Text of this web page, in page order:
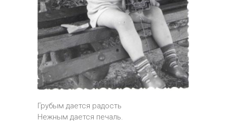
Грубым дается радость
Нежным дается печаль.